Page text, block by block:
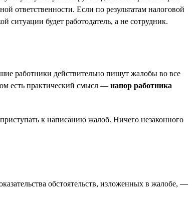
ответственности. Если по результатам налоговой
ситуации будет работодатель, а не сотрудник.
работники действительно пишут жалобы во все
есть практический смысл — напор работника
к написанию жалоб. Ничего незаконного
обстоятельств, изложенных в жалобе, —